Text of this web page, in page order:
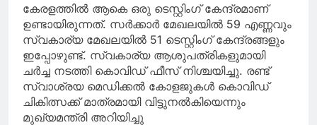
കേരളത്തിൽ ആകെ ഒരു ടെസ്റ്റിംഗ് കേന്ദ്രമാണ്
ഉണ്ടായിരുന്നത്. സർക്കാർ മേഖലയിൽ 59 എണ്ണവും
സ്വകാര്യ മേഖലയിൽ 51 ടെസ്റ്റിംഗ് കേന്ദ്രങ്ങളും
ഇപ്പോഴുണ്ട്. സ്വകാര്യ ആശുപത്രികളുമായി
ചർച്ച നടത്തി കൊവിഡ് ഫീസ് നിശ്ചയിച്ചു. രണ്ട്
സ്വാശ്രയ മെഡിക്കൽ കോളജുകൾ കൊവിഡ്
ചികിത്സക്ക് മാത്രമായി വിട്ടുനൽകിയെന്നും
മുഖ്യമന്ത്രി അറിയിച്ചു